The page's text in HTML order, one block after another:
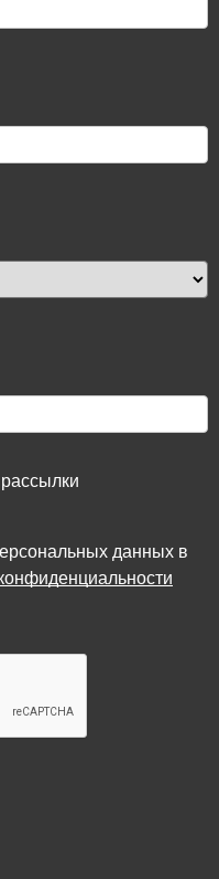
данных в